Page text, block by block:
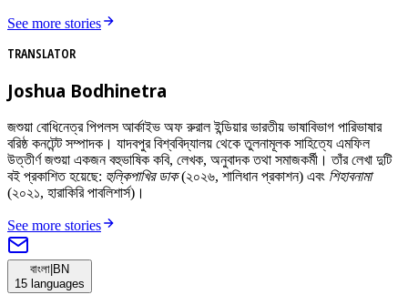
See more stories
TRANSLATOR
Joshua Bodhinetra
জশুয়া বোধিনেত্র পিপলস আর্কাইভ অফ রুরাল ইন্ডিয়ার ভারতীয় ভাষাবিভাগ পারিভাষার
বরিষ্ঠ কনটেন্ট সম্পাদক। যাদবপুর বিশ্ববিদ্যালয় থেকে তুলনামূলক সাহিত্যে এমফিল
উত্তীর্ণ জশুয়া একজন বহুভাষিক কবি, লেখক, অনুবাদক তথা সমাজকর্মী। তাঁর লেখা দুটি
বই প্রকাশিত হয়েছে: হুল্কিপাখির ডাক(২০২৬, শালিধান প্রকাশন) এবং শিহাবনামা
(২০২১, হারাকিরি পাবলিশার্স)।
See more stories
বাংলা|BN
15 languages